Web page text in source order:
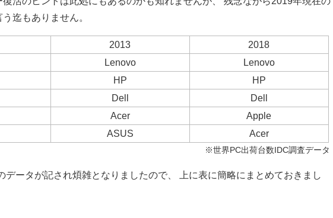
う迄もありません。
2013
2018
Lenovo
Lenovo
HP
HP
Dell
Dell
Acer
Apple
ASUS Acer
※世界PC出荷台数IDC調査データ
データが記され煩雑となりましたので、 上に表に簡略にまとめておきまし